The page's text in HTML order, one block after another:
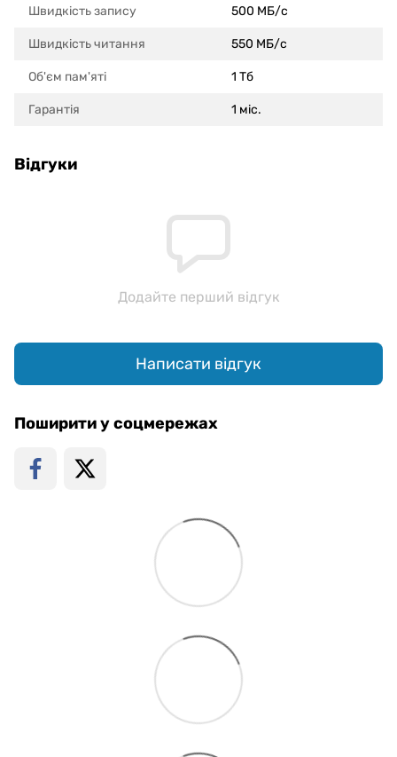
Швидкість запису 500 МБ/с
Швидкість читання 550 МБ/с
Об'єм пам'яті 1 Тб
Гарантія 1 міс.
Відгуки
Додайте перший відгук
Написати відгук
Поширити у соцмережах